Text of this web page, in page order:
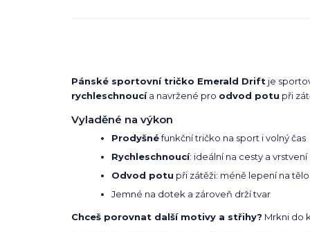
Pánské sportovní tričko Emerald Drift je
rychleschnoucía navržené pro odvod potu při
Vyladěné na výkon
Prodyšnéfunkční tričko na sport i volný čas
Rychleschnoucí: ideální na cesty a vrstvení
Odvod potu při zátěži: méně lepení na tělo
Jemné na dotek a zároveň drží tvar
Chceš porovnat další motivy a střihy? Mrkni do